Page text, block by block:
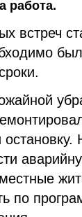
работа.
встреч
по